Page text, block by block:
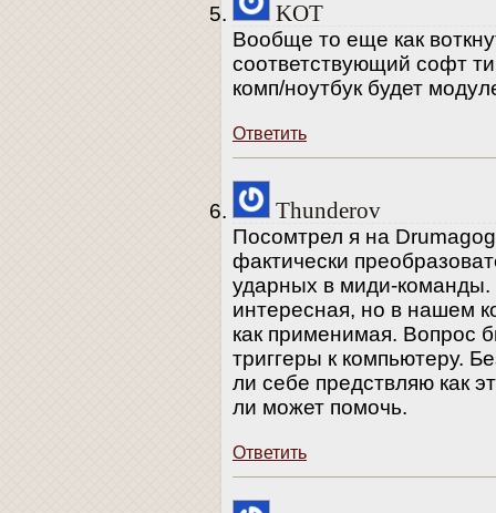
KOT
Вообще то еще как
соответствующий софт
комп/ноутбук будет
Ответить
Thunderov
Посомтрел я на
фактически
ударных в миди-
интересная, но в нашем
как применимая. Вопрос
триггеры к компьютеру.
ли себе предствляю как
ли может помочь.
Ответить